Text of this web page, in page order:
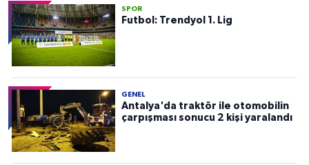
SPOR
Futbol: Trendyol 1. Lig
GENEL
Antalya'da traktör ile otomobilin
çarpışması sonucu 2 kişi yaralandı